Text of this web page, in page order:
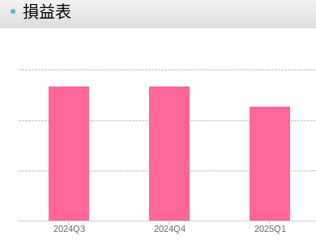
損益表
2024Q3 2024Q4 2025Q1